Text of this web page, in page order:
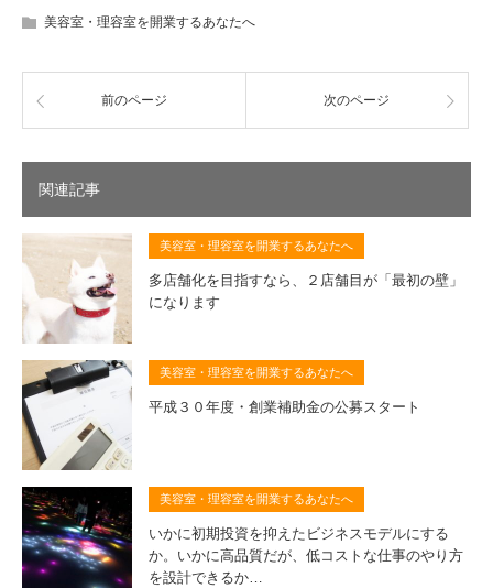
美容室・理容室を開業するあなたへ
前のページ 次のページ
関連記事
美容室・理容室を開業するあなたへ
多店舗化を目指すなら、２店舗目が「最初の壁」
になります
美容室・理容室を開業するあなたへ
平成３０年度・創業補助金の公募スタート
美容室・理容室を開業するあなたへ
いかに初期投資を抑えたビジネスモデルにする
か。いかに高品質だが、低コストな仕事のやり方
を設計できるか…